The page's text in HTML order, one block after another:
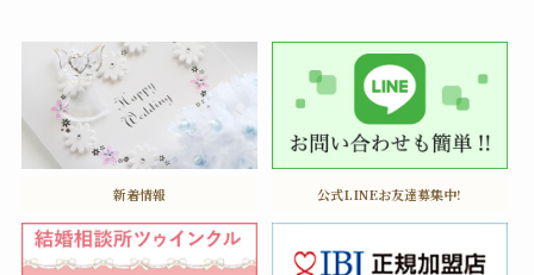
新着情報 公式LINEお友達募集中!